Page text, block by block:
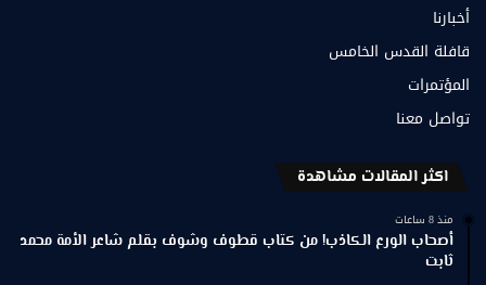
أخبارنا
قافلة القدس الخامس
المؤتمرات
تواصل معنا
اكثر المقالات مشاهدة
منذ 8 ساعات
أصحاب الورع الكاذب! من كتاب قطوف وشوف بقلم شاعر الأمة محمد
ثابت